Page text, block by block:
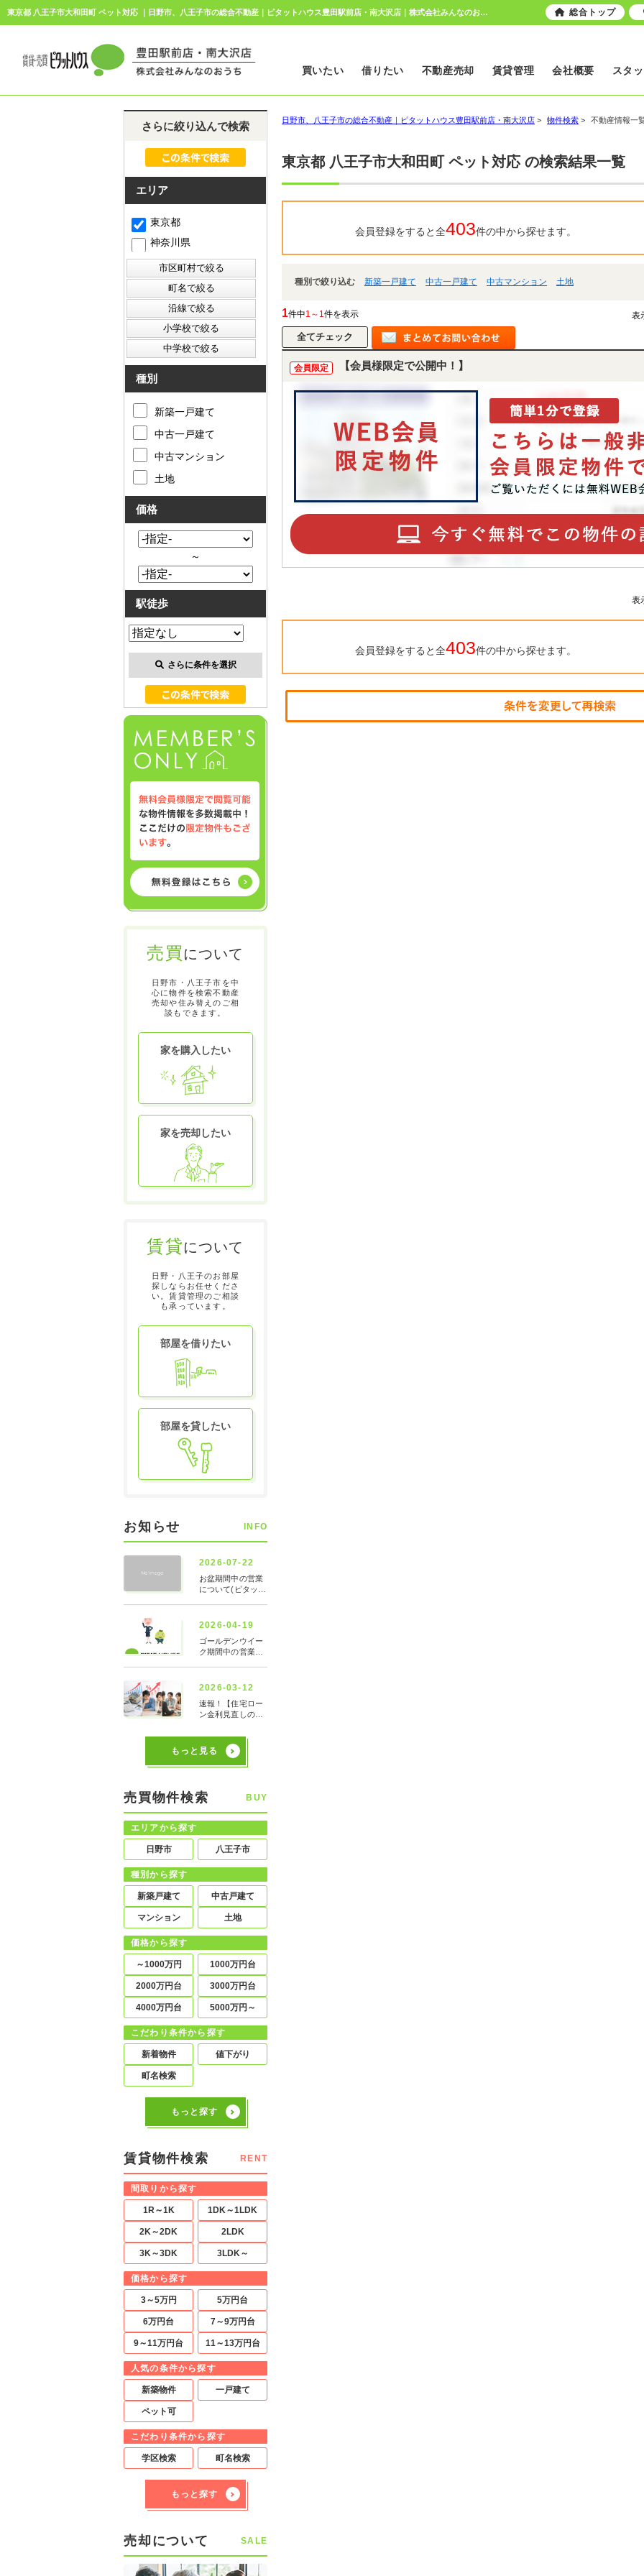
東京都 八王子市大和田町 ペット対応 ｜日野市、八王子市の総合不動産｜ピタットハウス豊田駅前店・南大沢店｜株式会社みんなのおうち
買いたい 借りたい 不動産売却 賃貸管理 会社概要 スタ
日野市、八王子市の総合不動産｜ピタットハウス豊田駅前店・南大沢店 > 物件検索 > 不動産情報一
東京都 八王子市大和田町 ペット対応 の検索結果一覧
会員登録をすると全403件の中から探せます。
種別で絞り込む 新築一戸建て 中古一戸建て 中古マンション 土地
1件中1～1件を表示 表
会員限定 【会員様限定で公開中！】
表
会員登録をすると全403件の中から探せます。
さらに絞り込んで検索
エリア
東京都
神奈川県
種別
新築一戸建て
中古一戸建て
中古マンション
土地
価格
～
駅徒歩
さらに条件を選択
売買について
日野市・八王子市を中
心に物件を検索不動産
売却や住み替えのご相
談もできます。
家を購入したい
家を売却したい
賃貸について
日野・八王子のお部屋
探しならお任せくださ
い。賃貸管理のご相談
も承っています。
部屋を借りたい
部屋を貸したい
お知らせ INFO
もっと見る
売買物件検索 BUY
エリアから探す
日野市 八王子市
種別から探す
新築戸建て 中古戸建て
マンション 土地
価格から探す
～1000万円 1000万円台
2000万円台 3000万円台
4000万円台 5000万円～
こだわり条件から探す
新着物件 値下がり
町名検索
もっと探す
賃貸物件検索 RENT
間取りから探す
1R～1K 1DK～1LDK
2K～2DK 2LDK
3K～3DK 3LDK～
価格から探す
3～5万円 5万円台
6万円台 7～9万円台
9～11万円台 11～13万円台
人気の条件から探す
新築物件 一戸建て
ペット可
こだわり条件から探す
学区検索 町名検索
もっと探す
売却について SALE
総合トップ